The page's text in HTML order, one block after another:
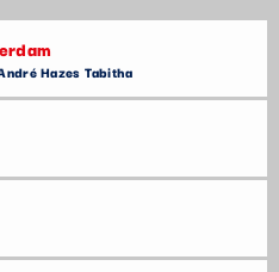
Hazes Tabitha